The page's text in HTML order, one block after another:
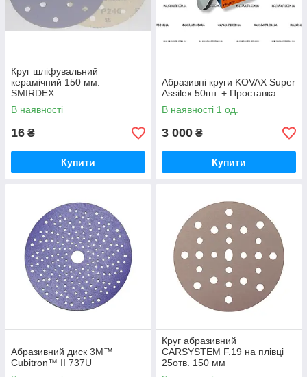
Круг шліфувальний
керамічний 150 мм.
SMIRDEX
В наявності
16 ₴
Купити
Абразивні круги KOVAX Super
Assilex 50шт. + Проставка
В наявності 1 од.
3 000 ₴
Купити
Абразивний диск 3M™
Cubitron™ II 737U
Круг абразивний
CARSYSTEM F.19 на плівці
25отв. 150 мм